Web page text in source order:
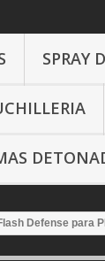
SPRAY
Defense para